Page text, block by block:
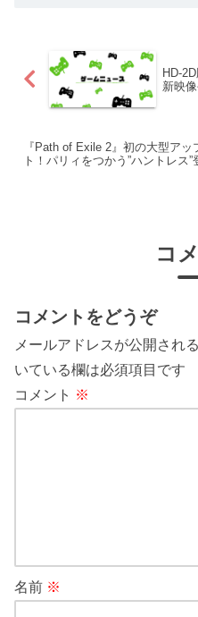
HD-
新映
『Path of Exile 2』初の大型アッ
ト！パリィをつかう”ハントレス”
コ
コメントをどうぞ
メールアドレスが公開され
いている欄は必須項目です
コメント ※
名前 ※